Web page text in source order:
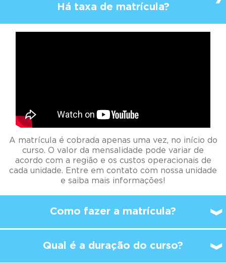
Há taxa de matrícula?
A matrícula é cobrada apenas uma vez, no início do
curso. O valor da mensalidade pode variar de
acordo com a região e os custos operacionais de
cada unidade. Entre em contato com nossa unidade
e saiba mais informações!
Como fazer a matrícula?
Qual é a duração do curso?